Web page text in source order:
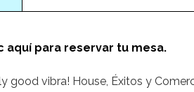
aquí para reservar tu mesa.
good vibra! House, Éxitos y